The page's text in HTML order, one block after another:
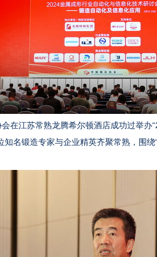
在江苏常熟龙腾希尔顿酒店成功过举办
名锻造专家与企业精英齐聚常熟，围绕